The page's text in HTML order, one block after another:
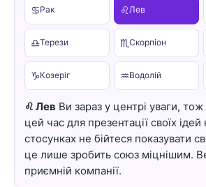
♋Рак ♌Лев
♎Терези ♏ Скорпіон
♑Козеріг ♒Водолій
♌ Лев Ви зараз у центрі уваги,
цей час для презентації своїх
стосунках не бійтеся показувати
це лише зробить союз міцнішим.
приємній компанії.